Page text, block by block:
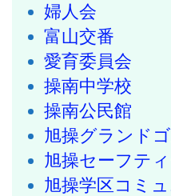
婦人会
富山交番
愛育委員会
操南中学校
操南公民館
旭操グランド
旭操セーフテ
旭操学区コミ